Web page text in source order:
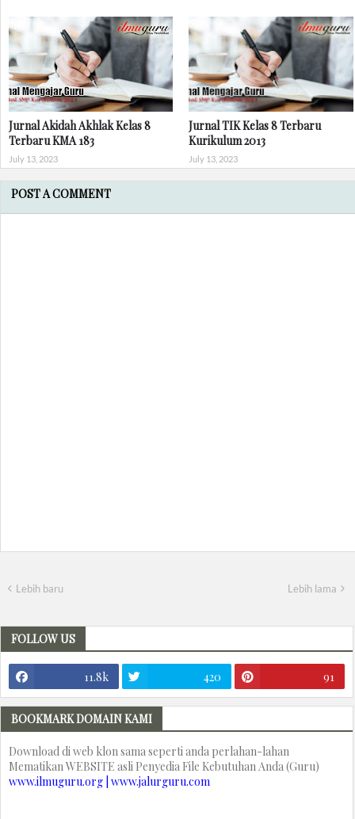
Jurnal Akidah Akhlak Kelas 8
Terbaru KMA 183
July 13, 2023
Jurnal TIK Kelas 8 Terbaru
Kurikulum 2013
July 13, 2023
POST A COMMENT
Lebih baru Lebih lama
FOLLOW US
11.8k 420 91
BOOKMARK DOMAIN KAMI
Download di web klon sama seperti anda perlahan-lahan
Mematikan WEBSITE asli Penyedia File Kebutuhan Anda (Guru)
www.ilmuguru.org | www.jalurguru.com